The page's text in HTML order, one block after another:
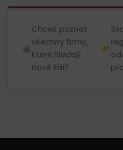
Chceš poznat
všechny firmy,
které hledají
nové lidi?